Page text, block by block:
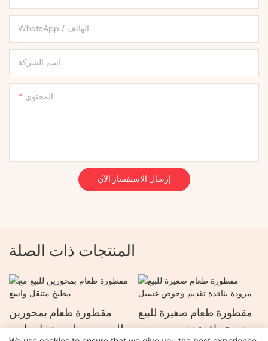
WhatsApp / الهاتف
اسم الشركة
المحتوى
إرسال الاستفسار الآن
المنتجات ذات الصلة
مقطورة طعام بمحورين
للبيع مع مطبخ متنقل واسع
مقطورة طعام صغيرة للبيع
مزودة بنافذة تقديم وحوض